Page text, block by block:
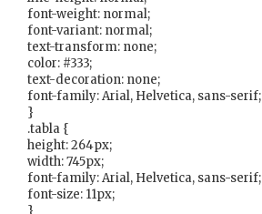
font-weight: normal;
font-variant: normal;
text-transform: none;
color: #333;
text-decoration: none;
font-family: Arial, Helvetica, sans-serif;
}
.tabla {
height: 264px;
width: 745px;
font-family: Arial, Helvetica, sans-serif;
font-size: 11px;